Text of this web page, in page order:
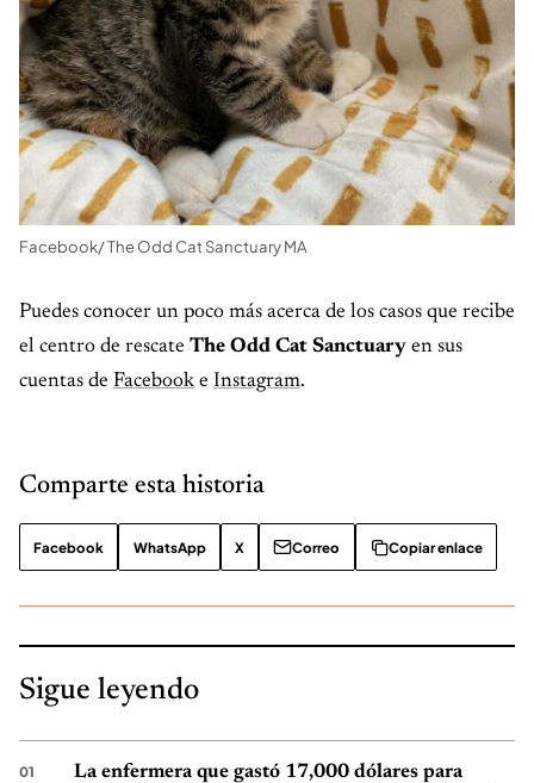
Facebook/ The Odd Cat Sanctuary MA
Puedes conocer un poco más acerca de los casos que recibe
el centro de rescate The Odd Cat Sanctuary en sus
cuentas de Facebook e Instagram.
Comparte esta historia
Facebook WhatsApp X Correo Copiar enlace
Sigue leyendo
La enfermera que gastó 17,000 dólares para